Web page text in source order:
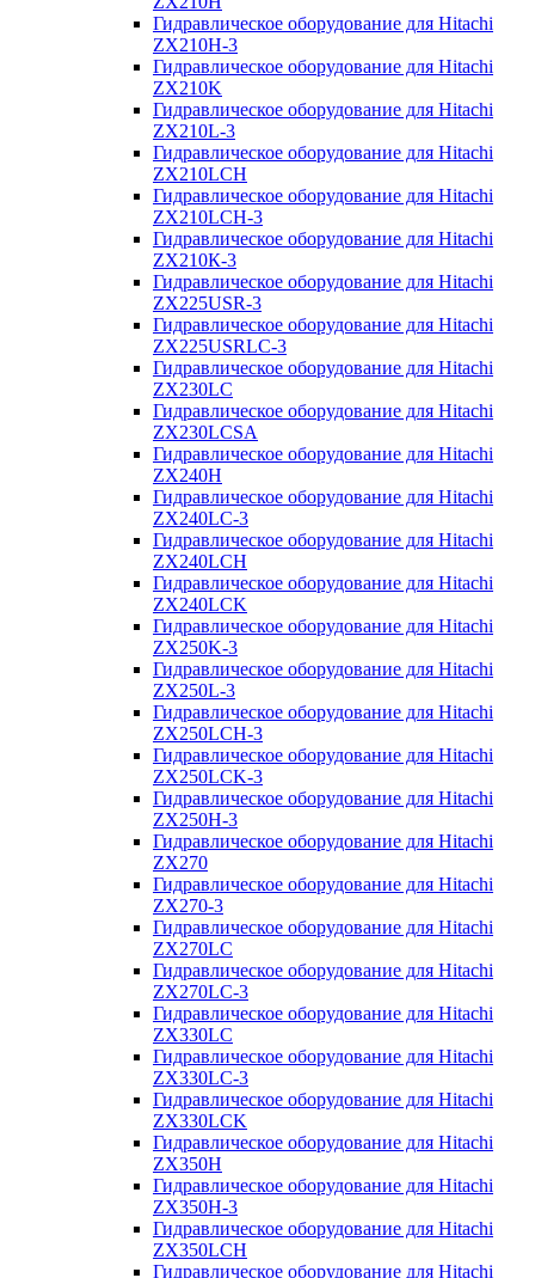
Гидравлическое оборудование для Hitachi
ZX210H-3
Гидравлическое оборудование для Hitachi
ZX210K
Гидравлическое оборудование для Hitachi
ZX210L-3
Гидравлическое оборудование для Hitachi
ZX210LCH
Гидравлическое оборудование для Hitachi
ZX210LCH-3
Гидравлическое оборудование для Hitachi
ZX210К-3
Гидравлическое оборудование для Hitachi
ZX225USR-3
Гидравлическое оборудование для Hitachi
ZX225USRLC-3
Гидравлическое оборудование для Hitachi
ZX230LC
Гидравлическое оборудование для Hitachi
ZX230LCSA
Гидравлическое оборудование для Hitachi
ZX240H
Гидравлическое оборудование для Hitachi
ZX240LC-3
Гидравлическое оборудование для Hitachi
ZX240LCH
Гидравлическое оборудование для Hitachi
ZX240LCK
Гидравлическое оборудование для Hitachi
ZX250K-3
Гидравлическое оборудование для Hitachi
ZX250L-3
Гидравлическое оборудование для Hitachi
ZX250LCH-3
Гидравлическое оборудование для Hitachi
ZX250LCK-3
Гидравлическое оборудование для Hitachi
ZX250Н-3
Гидравлическое оборудование для Hitachi
ZX270
Гидравлическое оборудование для Hitachi
ZX270-3
Гидравлическое оборудование для Hitachi
ZX270LC
Гидравлическое оборудование для Hitachi
ZX270LC-3
Гидравлическое оборудование для Hitachi
ZX330LC
Гидравлическое оборудование для Hitachi
ZX330LC-3
Гидравлическое оборудование для Hitachi
ZX330LCK
Гидравлическое оборудование для Hitachi
ZX350H
Гидравлическое оборудование для Hitachi
ZX350H-3
Гидравлическое оборудование для Hitachi
ZX350LCH
Гидравлическое оборудование для Hitachi